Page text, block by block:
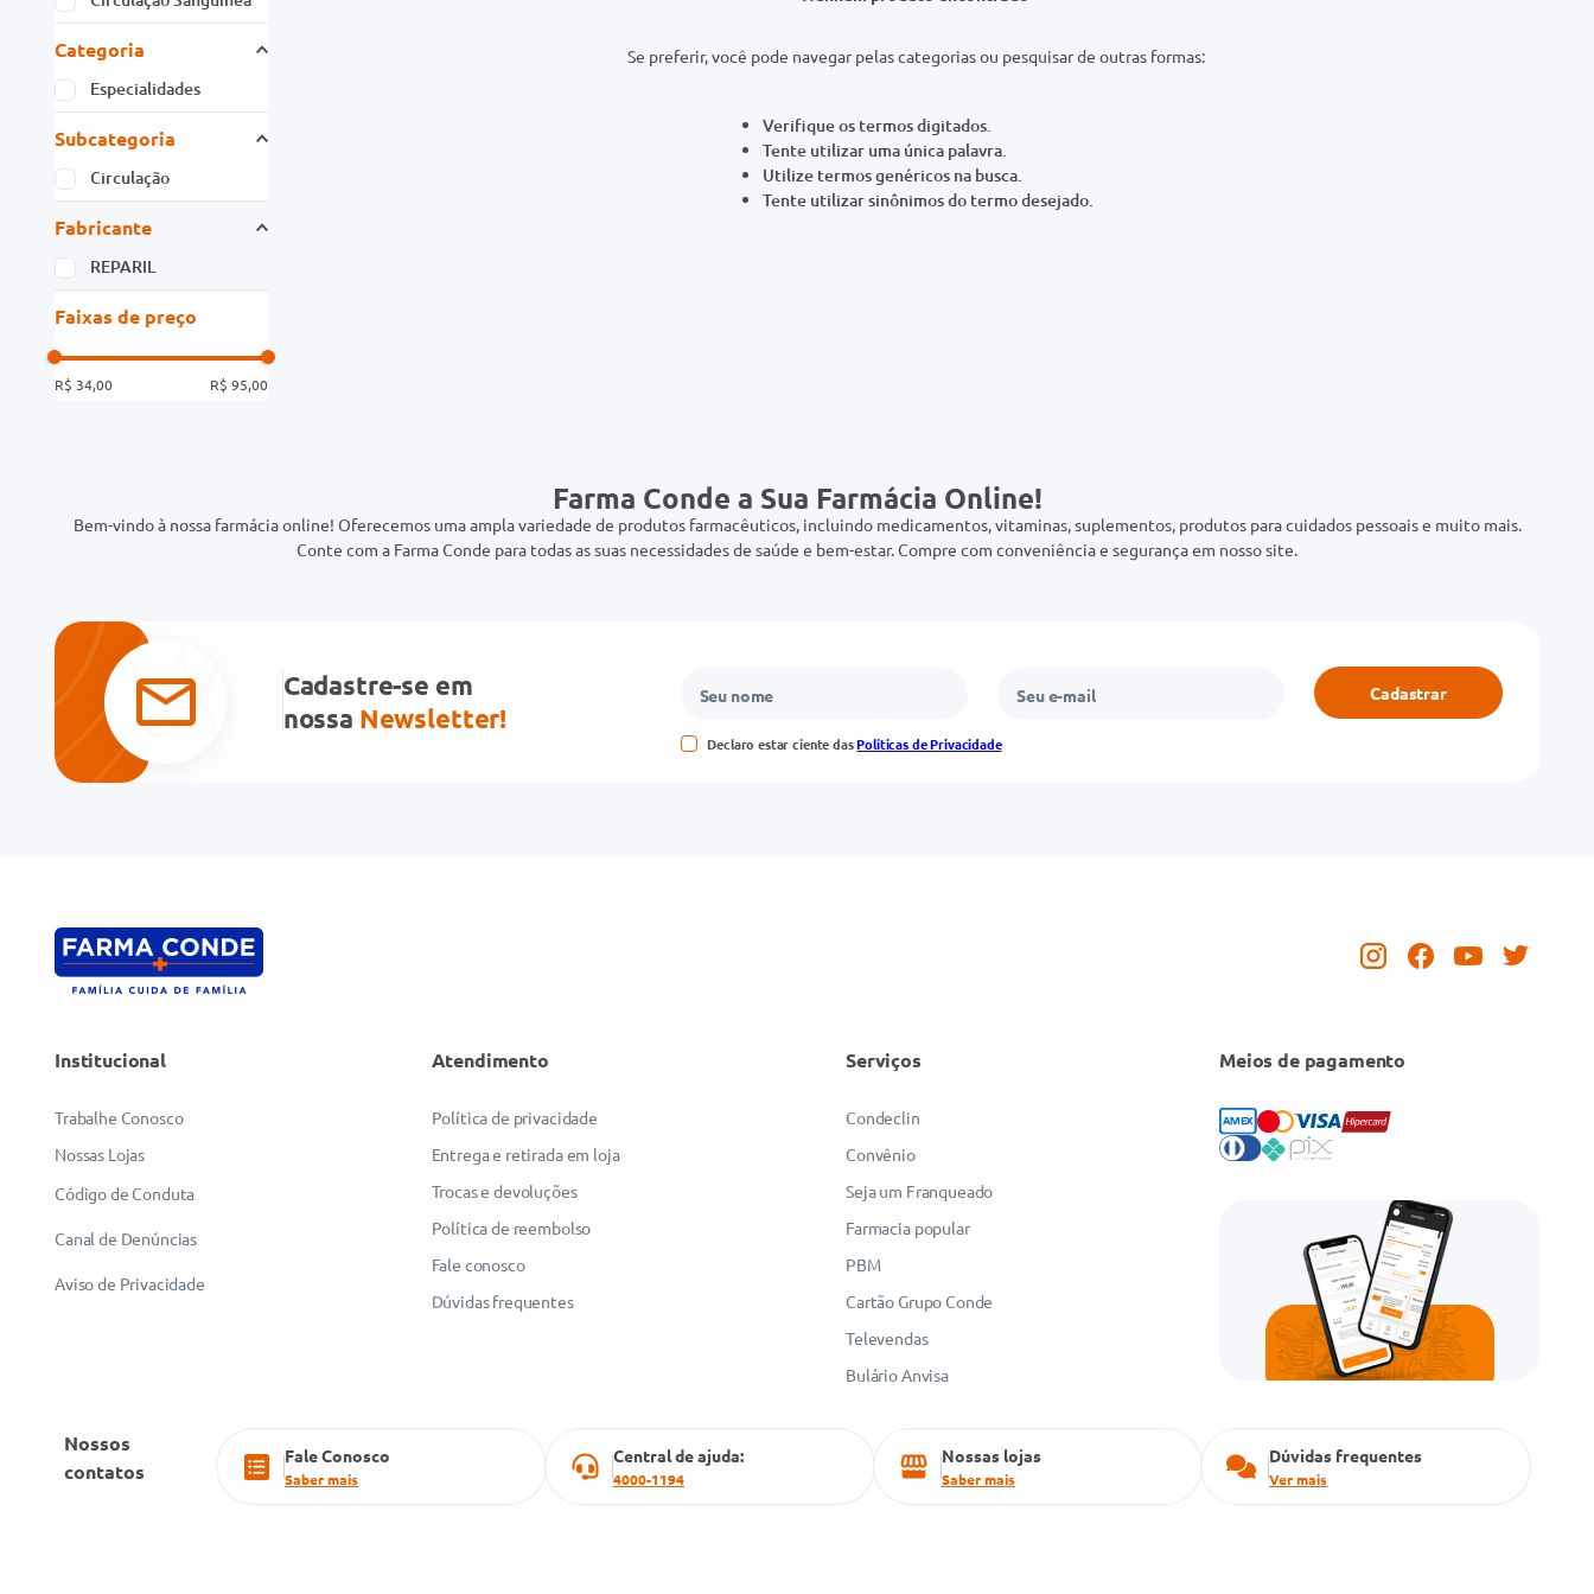
Categoria
Especialidades
Subcategoria
Circulação
Fabricante
REPARIL
Faixas de preço
R$ 34,00 R$ 95,00
Verifique os termos digitados.
Tente utilizar uma única palavra.
Utilize termos genéricos na busca.
Tente utilizar sinônimos do termo desejado.
Farma Conde a Sua Farmácia Online!
Bem-vindo à nossa farmácia online! Oferecemos uma ampla variedade de produtos farmacêuticos, incluindo medicamentos, vitaminas, suplementos, produtos para cuidados pessoais e muito mais.
Conte com a Farma Conde para todas as suas necessidades de saúde e bem-estar. Compre com conveniência e segurança em nosso site.
Cadastre-se em
nossa Newsletter!
Declaro estar ciente dasPolíticas de Privacidade
Cadastrar
Institucional
Trabalhe Conosco
Nossas Lojas
Código de Conduta
Canal de Denúncias
Aviso de Privacidade
Atendimento
Política de privacidade
Entrega e retirada em loja
Trocas e devoluções
Política de reembolso
Fale conosco
Dúvidas frequentes
Serviços
Condeclin
Convênio
Seja um Franqueado
Farmacia popular
PBM
Cartão Grupo Conde
Televendas
Bulário Anvisa
Meios de pagamento
Nossos
contatos
Fale Conosco
Saber mais
Central de ajuda:
4000-1194
Nossas lojas
Saber mais
Dúvidas frequentes
Ver mais